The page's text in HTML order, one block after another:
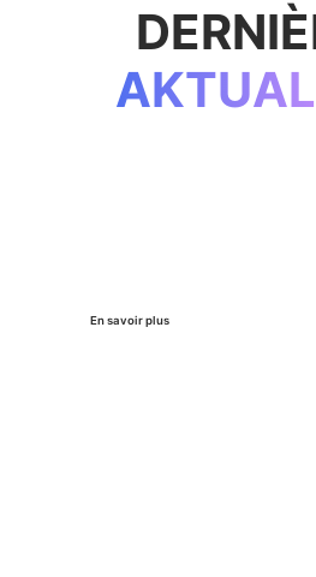
En savoir plus